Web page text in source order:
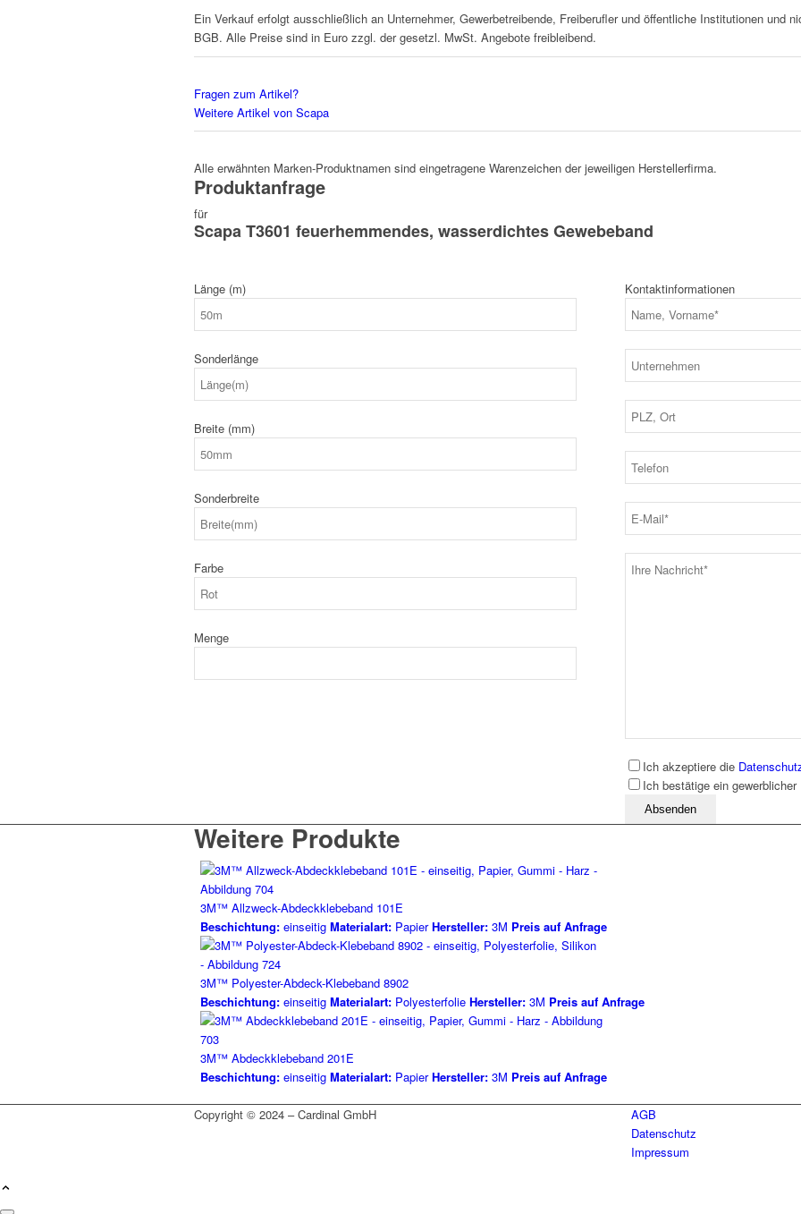
Ein Verkauf erfolgt ausschließlich an Unternehmer, Gewerbetreibende, Freiberufler und öffentliche Institutionen und
BGB. Alle Preise sind in Euro zzgl. der gesetzl. MwSt. Angebote freibleibend.
Fragen zum Artikel?
Weitere Artikel von Scapa
Alle erwähnten Marken-Produktnamen sind eingetragene Warenzeichen der jeweiligen Herstellerfirma.
Produktanfrage
für
Scapa T3601 feuerhemmendes, wasserdichtes Gewebeband
Länge (m)
Sonderlänge
Breite (mm)
Sonderbreite
Farbe
Menge
Kontaktinformationen
Ich akzeptiere die
Ich bestätige ein
Bitte lassen Sie dieses Feld leer
Weitere Produkte
3M™ Allzweck-Abdeckklebeband 101E
Beschichtung: einseitig Materialart: Papier Hersteller: 3M Preis auf Anfrage
3M™ Polyester-Abdeck-Klebeband 8902
Beschichtung: einseitig Materialart: Polyesterfolie Hersteller: 3M Preis auf Anfrage
3M™ Abdeckklebeband 201E
Beschichtung: einseitig Materialart: Papier Hersteller: 3M Preis auf Anfrage
Copyright © 2024 – Cardinal GmbH
AGB
Datenschutz
Impressum